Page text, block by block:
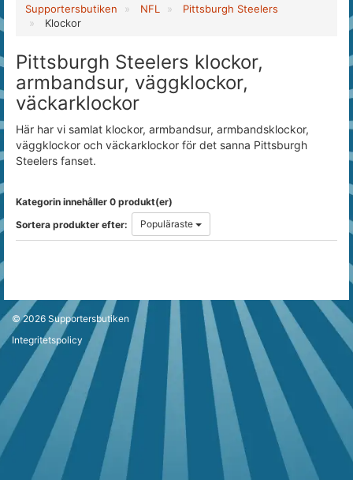
Supportersbutiken NFL
Pittsburgh Steelers
Klockor
Pittsburgh Steelers klockor,
armbandsur, väggklockor,
väckarklockor
Här har vi samlat klockor, armbandsur, armbandsklockor,
väggklockor och väckarklockor för det sanna Pittsburgh
Steelers fanset.
Kategorin innehåller 0 produkt(er)
Sortera produkter efter:
Populäraste
© 2026 Supportersbutiken
Integritetspolicy